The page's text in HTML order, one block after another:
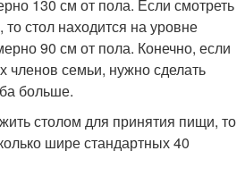
130 см от пола. Если смотреть
стол находится на уровне
90 см от пола. Конечно, если
членов семьи, нужно сделать
больше.
столом для принятия пищи, то
шире стандартных 40